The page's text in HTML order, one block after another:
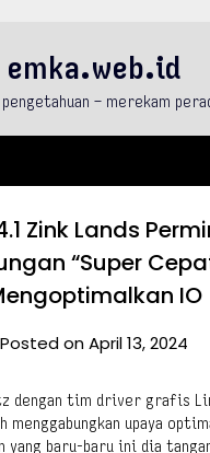
emka.web.id
– merekam
Zink Lands
“Super
IO
Posted on April 13, 2024
dengan tim driver grafis
menggabungkan upaya
yang baru-baru ini dia